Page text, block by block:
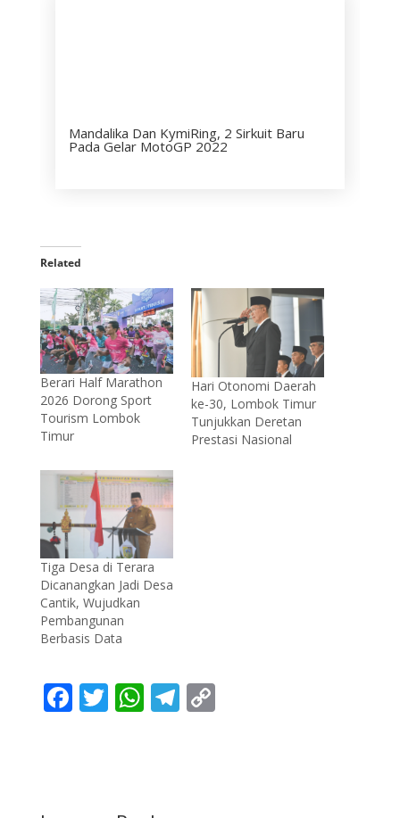
Mandalika Dan KymiRing, 2 Sirkuit Baru
Pada Gelar MotoGP 2022
Related
Berari Half Marathon
2026 Dorong Sport
Tourism Lombok
Timur
Hari Otonomi Daerah
ke-30, Lombok Timur
Tunjukkan Deretan
Prestasi Nasional
Tiga Desa di Terara
Dicanangkan Jadi Desa
Cantik, Wujudkan
Pembangunan
Berbasis Data
F T W T C